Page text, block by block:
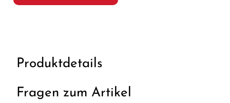
Produktdetails
Fragen zum Artikel